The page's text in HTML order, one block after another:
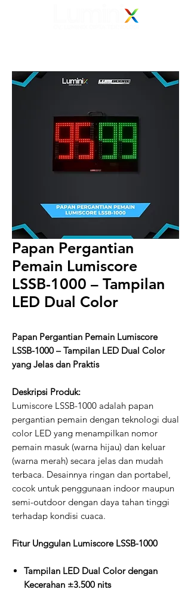
Papan Pergantian
Pemain Lumiscore
LSSB-1000 – Tampilan
LED Dual Color
Papan Pergantian Pemain Lumiscore
LSSB-1000 – Tampilan LED Dual Color
yang Jelas dan Praktis
Deskripsi Produk:
Lumiscore LSSB-1000 adalah papan
pergantian pemain dengan teknologi dual
color LED yang menampilkan nomor
pemain masuk (warna hijau) dan keluar
(warna merah) secara jelas dan mudah
terbaca. Desainnya ringan dan portabel,
cocok untuk penggunaan indoor maupun
semi-outdoor dengan daya tahan tinggi
terhadap kondisi cuaca.
Fitur Unggulan Lumiscore LSSB-1000
Tampilan LED Dual Color dengan
Kecerahan ±3.500 nits